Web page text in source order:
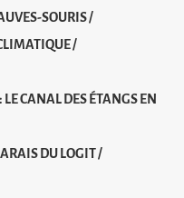
SOURIS/
/
CANAL DES ÉTANGS EN
DU LOGIT/